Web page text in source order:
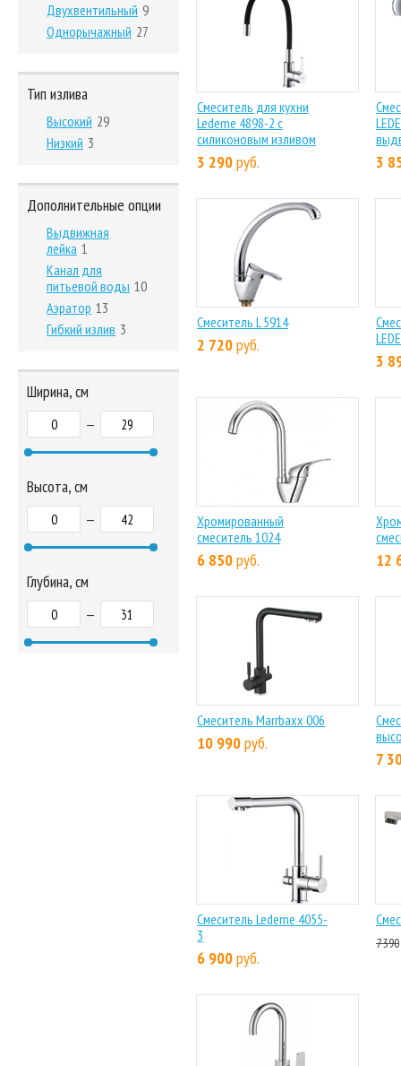
Смеситель для кухни
Ledeme 4898-2 с
силиконовым изливом
3 290руб. 3
Смеситель L 5914
2 720руб.
3
Хромированный
смеситель 1024
6 850руб. 12
Смеситель Marrbaxx 006
10 990руб.
7
Cмеситель Ledeme 4055-
3
6 900руб.
7 390
Двухвентильный 9
Однорычажный 27
Тип излива
Высокий 29
Низкий 3
Дополнительные опции
Выдвижная
лейка 1
Канал для
питьевой воды 10
Аэратор 13
Гибкий излив 3
Ширина, см
—
Высота, см
—
Глубина, см
—